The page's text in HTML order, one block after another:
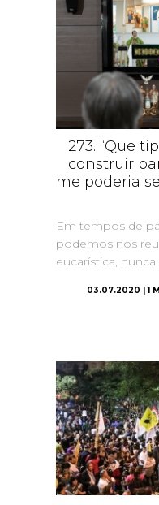
273. “Que
construir
me poderia
Em tempos de
podemos nos
eucarística,
03.07.2020 | 1